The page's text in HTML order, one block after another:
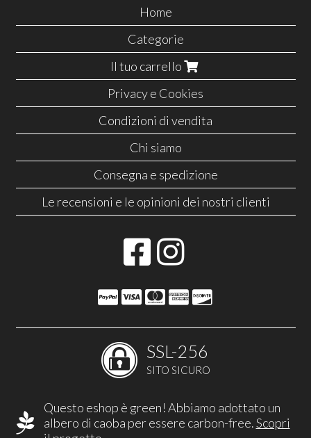
Home
Categorie
Il tuo carrello
Privacy e Cookies
Condizioni di vendita
Chi siamo
Consegna e spedizione
Le recensioni e le opinioni dei nostri clienti
SSL-256
SITO SICURO
Questo eshop è green! Abbiamo adottato un
albero di caoba per essere carbon-free.Scopri